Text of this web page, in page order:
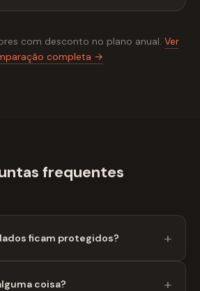
com desconto no plano anual. Ver
completa →
frequentes
ficam protegidos?
coisa?